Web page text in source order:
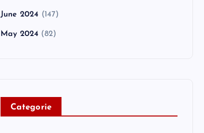
June 2024 (147)
May 2024 (82)
Categorie